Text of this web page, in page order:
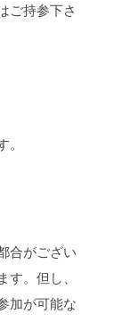
ご持参下さ
。
合がござい
す。但し、
加が可能な